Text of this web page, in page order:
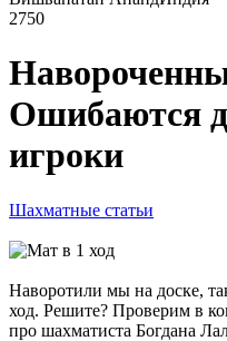
2750
Ошибаются
игроки
Шахматные статьи
Наворотили мы на доске,
ход. Решите? Проверим в
про шахматиста Богдана